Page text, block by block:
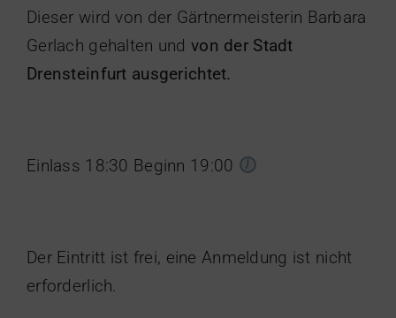
Dieser wird von der Gärtnermeisterin Barbara
Gerlach gehalten und von der Stadt
Drensteinfurt ausgerichtet.
Einlass 18:30 Beginn 19:00
Der Eintritt ist frei, eine Anmeldung ist nicht
erforderlich.